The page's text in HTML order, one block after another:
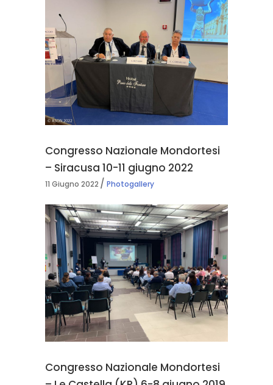
Congresso Nazionale Mondortesi
– Siracusa 10-11 giugno 2022
11 Giugno 2022 Photogallery
Congresso Nazionale Mondortesi